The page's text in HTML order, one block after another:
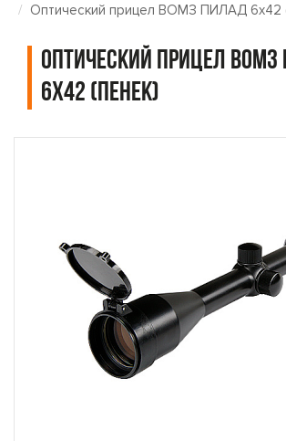
Оптический прицел ВОМЗ ПИЛАД 6х42
Оптический прицел
6х42 (пенек)